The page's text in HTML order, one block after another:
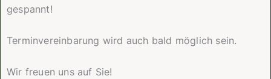
gespannt!
Terminvereinbarung wird auch bald möglich sein.
Wir freuen uns auf Sie!